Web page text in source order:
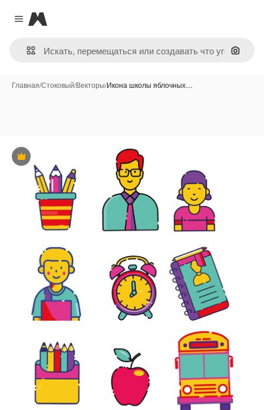
Close menu
Magnific
Поиск
Главная/Стоковый/Векторы/Икона школы яблочных…
Премиум